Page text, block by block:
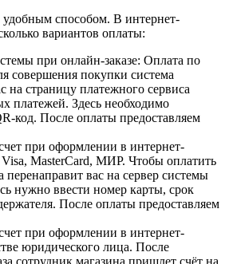
способом. В интернет-
вариантов оплаты:
при онлайн-заказе: Оплата по
совершения покупки система
на страницу платежного сервиса
платежей. Здесь необходимо
код. После оплаты предоставляем
при оформлении в интернет-
Visa, MasterCard, МИР. Чтобы оплатить
перенаправит вас на сервер системы
нужно ввести номер карты, срок
После оплаты предоставляем
при оформлении в интернет-
юридического лица. После
сотрудник магазина пришлет счёт на